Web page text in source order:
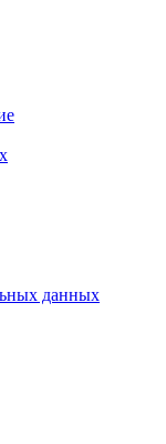
данных